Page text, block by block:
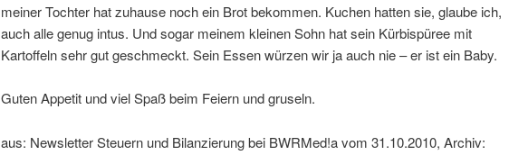
meiner Tochter hat zuhause noch ein Brot bekommen. Kuchen hatten sie, glaube ich,
auch alle genug intus. Und sogar meinem kleinen Sohn hat sein Kürbispüree mit
Kartoffeln sehr gut geschmeckt. Sein Essen würzen wir ja auch nie – er ist ein Baby.
Guten Appetit und viel Spaß beim Feiern und gruseln.
aus: Newsletter Steuern und Bilanzierung bei BWRMed!a vom 31.10.2010, Archiv: